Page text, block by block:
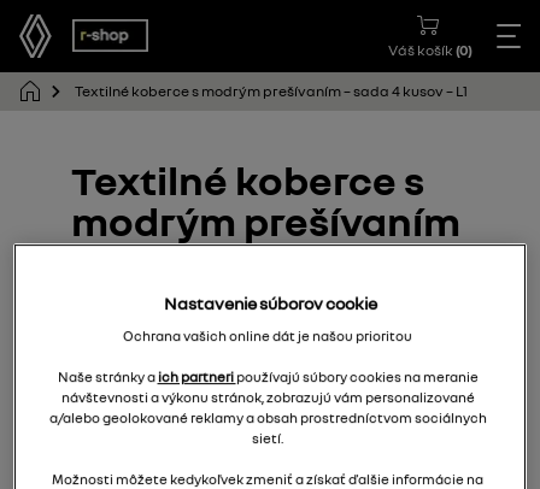
Váš košík (0)
Textilné koberce s modrým prešívaním – sada 4 kusov – L1
Textilné koberce s
modrým prešívaním
– sada 4 kusov – L1
Nastavenie súborov cookie
Ochrana vašich online dát je našou prioritou
Naše stránky a ich partneri používajú súbory cookies na meranie
návštevnosti a výkonu stránok, zobrazujú vám personalizované
a/alebo geolokované reklamy a obsah prostredníctvom sociálnych
sietí.
Možnosti môžete kedykoľvek zmeniť a získať ďalšie informácie na